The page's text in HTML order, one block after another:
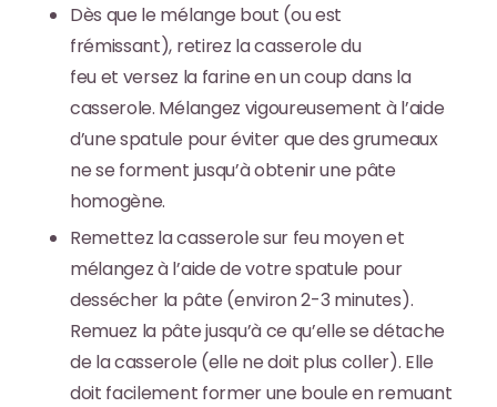
Dès que le mélange bout (ou est
frémissant), retirez la casserole du
feuet versez la farine en un coup dans la
casserole. Mélangez vigoureusement à l’aide
d’une spatule pour éviter que des grumeaux
ne se forment jusqu’à obtenir une pâte
homogène.
Remettez la casserole sur feu moyen et
mélangez à l’aide de votre spatule pour
dessécher la pâte (environ 2-3 minutes).
Remuez la pâte jusqu’à ce qu’elle se détache
de la casserole (elle ne doit plus coller). Elle
doit facilement former une boule en remuant